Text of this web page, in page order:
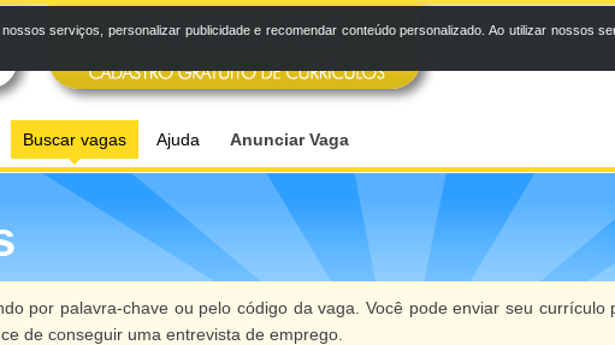
Buscar vagas Ajuda Anunciar Vaga
por palavra-chave ou pelo código da vaga. Você pode enviar seu currículo
de conseguir uma entrevista de emprego.
serviços, personalizar publicidade e recomendar conteúdo personalizado. Ao utilizar nossos